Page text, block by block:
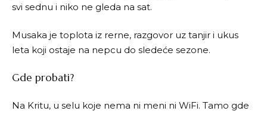
svi sednu i niko ne gleda na sat.
Musaka je toplota iz rerne, razgovor uz tanjir i ukus
leta koji ostaje na nepcu do sledeće sezone.
Gde probati?
Na Kritu, u selu koje nema ni meni ni WiFi. Tamo gde